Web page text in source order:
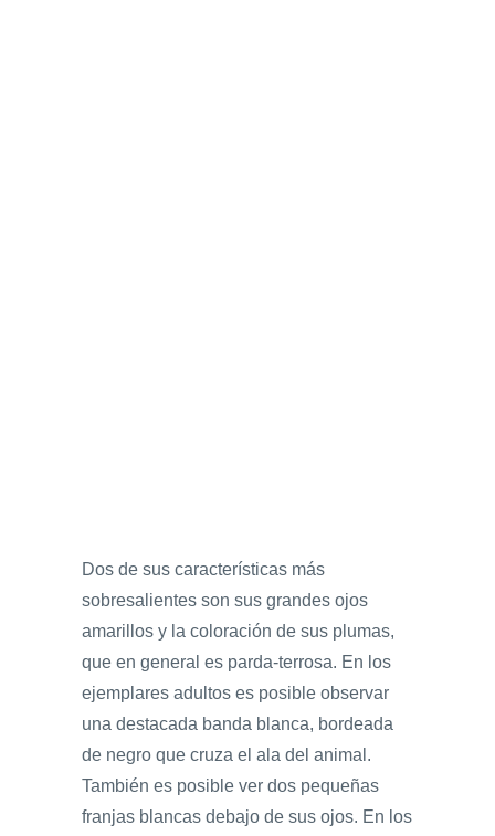
Dos de sus características más
sobresalientes son sus grandes ojos
amarillos y la coloración de sus plumas,
que en general es parda-terrosa. En los
ejemplares adultos es posible observar
una destacada banda blanca, bordeada
de negro que cruza el ala del animal.
También es posible ver dos pequeñas
franjas blancas debajo de sus ojos. En los